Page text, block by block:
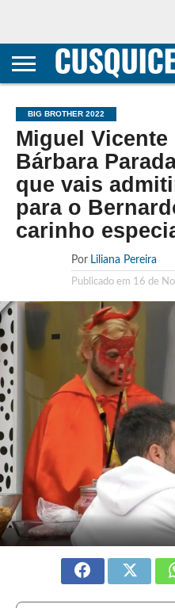
CONTACTOS
HOME
POLÍTICA DE
E COOKIES
SOBRE
TERMOS E
TRANSPARÊNCIA
METODOLOGIA
BIG BROTHER 2022
Miguel
Bárbara
que vais
para o
carinho
Por Liliana Pereira
Publicado em 16 de